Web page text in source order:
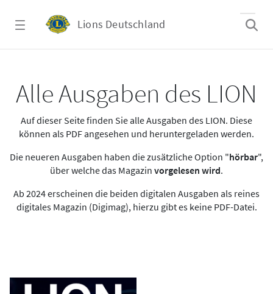
Lions Deutschland
Alle Ausgaben des LION
Auf dieser Seite finden Sie alle Ausgaben des LION. Diese
können als PDF angesehen und heruntergeladen werden.
Die neueren Ausgaben haben die zusätzliche Option "hörbar",
über welche das Magazin vorgelesen wird.
Ab 2024 erscheinen die beiden digitalen Ausgaben als reines
digitales Magazin (Digimag), hierzu gibt es keine PDF-Datei.